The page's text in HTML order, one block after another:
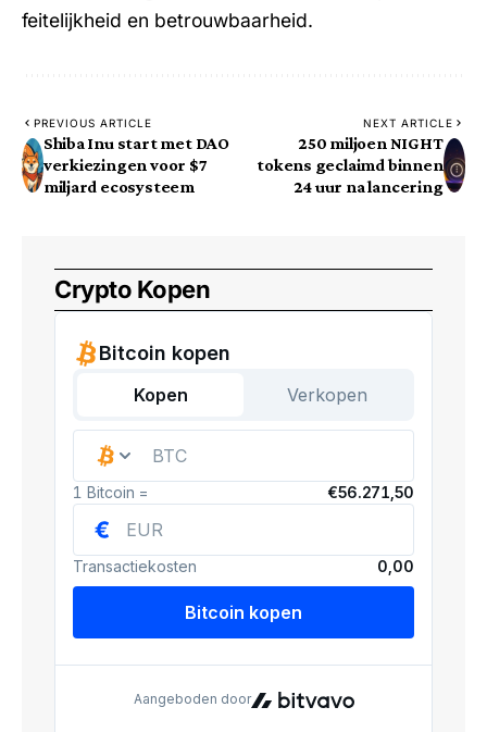
feitelijkheid en betrouwbaarheid.
PREVIOUS ARTICLE
Shiba Inu start met DAO
verkiezingen voor $7
miljard ecosysteem
NEXT ARTICLE
250 miljoen NIGHT
tokens geclaimd binnen
24 uur na lancering
Crypto Kopen